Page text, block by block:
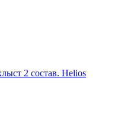
2 состав. Helios